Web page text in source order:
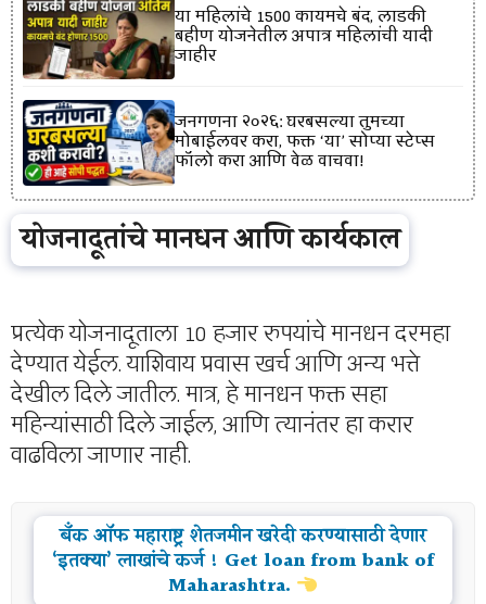
या महिलांचे 1500 कायमचे बंद, लाडकी
बहीण योजनेतील अपात्र महिलांची यादी
जाहीर
जनगणना २०२६: घरबसल्या तुमच्या
मोबाईलवर करा, फक्त ‘या’ सोप्या स्टेप्स
फॉलो करा आणि वेळ वाचवा!
योजनादूतांचे मानधन आणि कार्यकाल
प्रत्येक योजनादूताला 10 हजार रुपयांचे मानधन दरमहा
देण्यात येईल. याशिवाय प्रवास खर्च आणि अन्य भत्ते
देखील दिले जातील. मात्र, हे मानधन फक्त सहा
महिन्यांसाठी दिले जाईल, आणि त्यानंतर हा करार
वाढविला जाणार नाही.
बँक ऑफ महाराष्ट्र शेतजमीन खरेदी करण्यासाठी देणार
‘इतक्या’ लाखांचे कर्ज ! Get loan from bank of
Maharashtra.